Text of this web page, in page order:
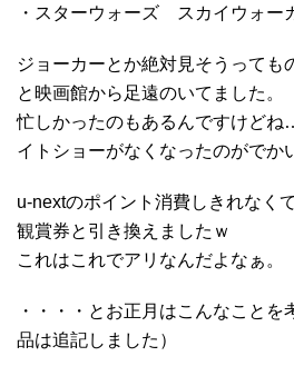
・スターウォーズ スカイウォー
ジョーカーとか絶対見そうっても
と映画館から足遠のいてました。
忙しかったのもあるんですけど
イトショーがなくなったのがでか
u-nextのポイント消費しきれなく
観賞券と引き換えましたｗ
これはこれでアリなんだよなぁ。
・・・・とお正月はこんなこと
品は追記しました）